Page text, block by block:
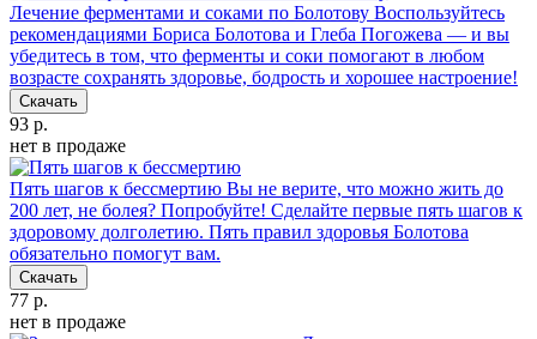
Лечение ферментами и соками по Болотову Воспользуйтесь
рекомендациями Бориса Болотова и Глеба Погожева — и вы
убедитесь в том, что ферменты и соки помогают в любом
возрасте сохранять здоровье, бодрость и хорошее настроение!
Скачать
93 р.
нет в продаже
Пять шагов к бессмертию Вы не верите, что можно жить до
200 лет, не болея? Попробуйте! Сделайте первые пять шагов к
здоровому долголетию. Пять правил здоровья Болотова
обязательно помогут вам.
Скачать
77 р.
нет в продаже